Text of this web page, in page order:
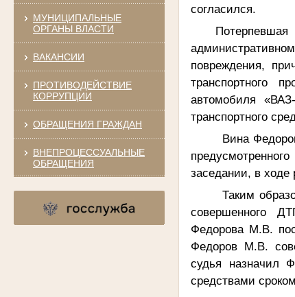
МУНИЦИПАЛЬНЫЕ
ОРГАНЫ ВЛАСТИ
ВАКАНСИИ
ПРОТИВОДЕЙСТВИЕ
КОРРУПЦИИ
ОБРАЩЕНИЯ ГРАЖДАН
ВНЕПРОЦЕССУАЛЬНЫЕ
ОБРАЩЕНИЯ
согласился.
Потерпевшая
повреждения,
транспортного
автомобиля
транспортного
Вина
заседании, в ходе
Таким
совершенного
Федорова М.В.
Федоров М.В.
судья назначил
средствамисроком